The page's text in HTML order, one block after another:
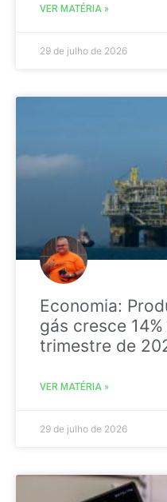
VER MATÉRIA »
29 de julho de 2026
Economia:
gás cresce
trimestre de
VER MATÉRIA »
29 de julho de 2026